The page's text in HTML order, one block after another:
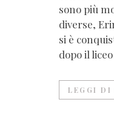
sono più
diverse,
si è
dopo il
LEGGI DI